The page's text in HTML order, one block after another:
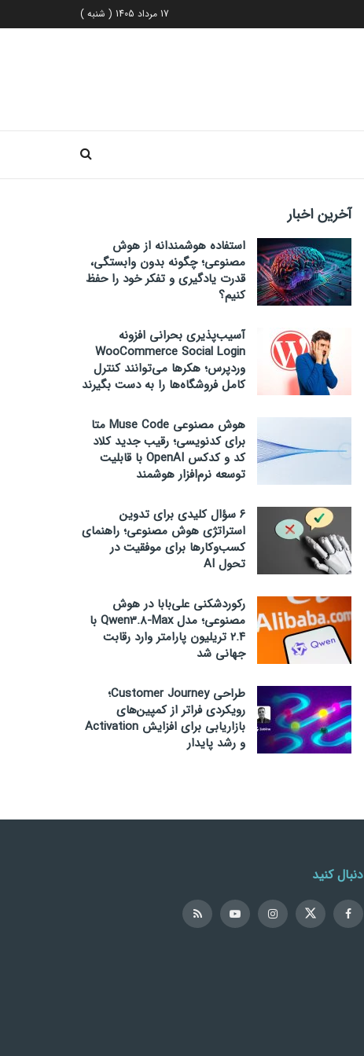
17 مرداد 1405 ( شنبه )
آخرین اخبار
استفاده هوشمندانه از هوش
مصنوعی؛ چگونه بدون وابستگی،
قدرت یادگیری و تفکر خود را حفظ
کنیم؟
آسیب‌پذیری بحرانی افزونه
WooCommerce Social Login
وردپرس؛ هکرها می‌توانند کنترل
کامل فروشگاه‌ها را به دست بگیرند
هوش مصنوعی Muse Code متا
برای کدنویسی؛ رقیب جدید کلاد
کد و کدکس OpenAI با قابلیت
توسعه نرم‌افزار هوشمند
۶ سؤال کلیدی برای تدوین
استراتژی هوش مصنوعی؛ راهنمای
کسب‌وکارها برای موفقیت در
تحول AI
رکوردشکنی علی‌بابا در هوش
مصنوعی؛ مدل Qwen3.8-Max با
۲.۴ تریلیون پارامتر وارد رقابت
جهانی شد
طراحی Customer Journey؛
رویکردی فراتر از کمپین‌های
بازاریابی برای افزایش Activation
و رشد پایدار
دنبال کنید